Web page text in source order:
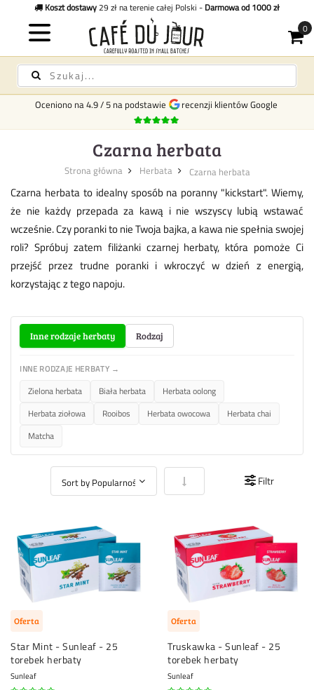
Koszt dostawy29 zł na terenie całej Polski - Darmowa od 1000 zł
Oceniono na4.9/5 na podstawie recenzji klientów Google
Czarna herbata
Strona główna Herbata Czarna herbata
Czarna herbata to idealny sposób na poranny "kickstart". Wiemy,
że nie każdy przepada za kawą i nie wszyscy lubią wstawać
wcześnie. Czy poranki to nie Twoja bajka, a kawa nie spełnia swojej
roli? Spróbuj zatem filiżanki czarnej herbaty, która pomoże Ci
przejść przez trudne poranki i wkroczyć w dzień z energią,
korzystając z tego napoju.
Inne rodzaje herbaty Rodzaj
INNE RODZAJE HERBATY →
Zielona herbata Biała herbata
Herbata oolong
Herbata ziołowa
Rooibos Herbata owocowa
Herbata chai
Matcha
Ustaw kierunek rosnący
Filtr
Oferta
Star Mint - Sunleaf - 25
torebek herbaty
Sunleaf
Oferta
Truskawka - Sunleaf - 25
torebek herbaty
Sunleaf